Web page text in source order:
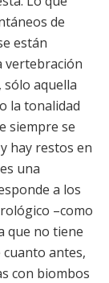
de
están
vertebración
aquella
la tonalidad
siempre se
hay restos en
una
a los
–como
que no tiene
antes,
con biombos